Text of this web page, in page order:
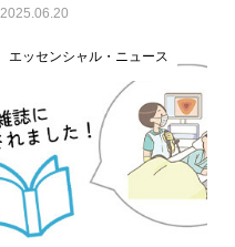
2025.06.20
エッセンシャル・ニュース